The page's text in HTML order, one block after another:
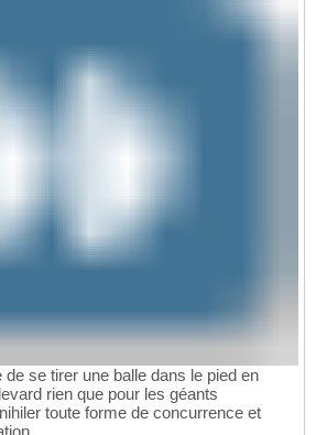
se tirer une balle dans le pied en
rien que pour les géants
toute forme de concurrence et